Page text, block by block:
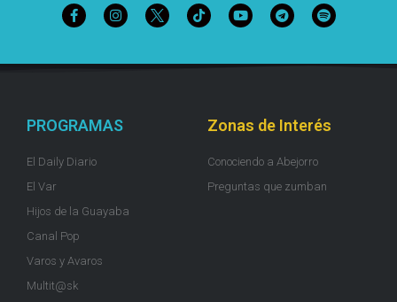
PROGRAMAS
El Daily Diario
El Var
Hijos de la Guayaba
Canal Pop
Varos y Avaros
Multit@sk
Zonas de Interés
Conociendo a Abejorro
Preguntas que zumban